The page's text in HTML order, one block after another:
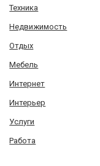
Техника
Недвижимость
Отдых
Мебель
Интернет
Интерьер
Услуги
Работа